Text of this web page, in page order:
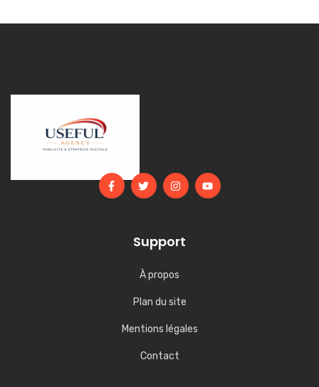
Support
À propos
Plan du site
Mentions légales
Contact